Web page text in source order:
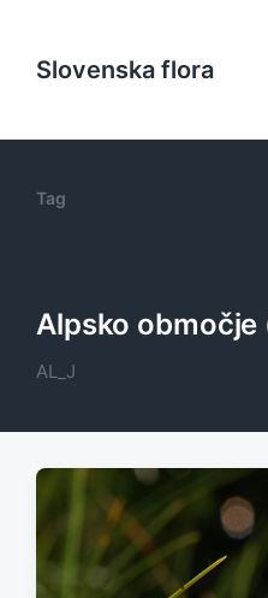
Slovenska flora
Tag
Alpsko območje
AL_J